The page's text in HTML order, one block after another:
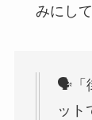
みにし
🗣「
ット